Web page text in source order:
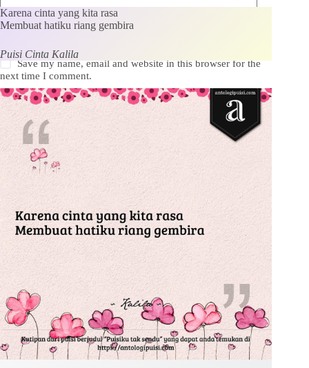
Save my name, email and website in this browser for the
next time I comment.
Kirim Komentar
Karena cinta yang kita rasa
Membuat hatiku riang gembira
Puisi Cinta Kalila